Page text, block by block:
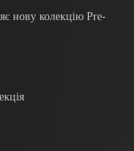
нову колекцію Pre-